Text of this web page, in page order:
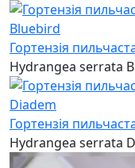
Гортензія
Hydrangea serrata
Гортензія
Hydrangea serrata